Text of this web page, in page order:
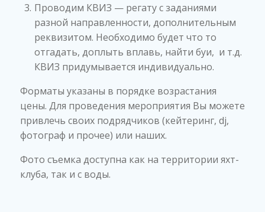
Проводим КВИЗ — регату с заданиями
разной направленности, дополнительным
реквизитом. Необходимо будет что то
отгадать, доплыть вплавь, найти буи, и т.д.
КВИЗ придумывается индивидуально.
Форматы указаны в порядке возрастания
цены. Для проведения мероприятия Вы можете
привлечь своих подрядчиков (кейтеринг, dj,
фотограф и прочее) или наших.
Фото съемка доступна как на территории яхт-
клуба, так и с воды.